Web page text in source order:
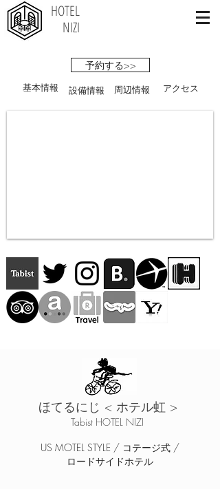
HOTEL
NIZI
基本情報 設備情報 周辺情報 アクセス
予約する>>
ほてるにじ < ホテル虹 >
Tabist HOTEL NIZI
US MOTEL STYLE / コテージ式 /
ロードサイドホテル